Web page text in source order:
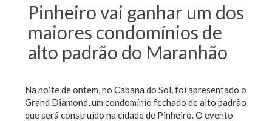
Pinheiro vai ganhar um dos
maiores condomínios de
alto padrão do Maranhão
Na noite de ontem, no Cabana do Sol, foi apresentado o
Grand Diamond, um condomínio fechado de alto padrão
que será construído na cidade de Pinheiro. O evento